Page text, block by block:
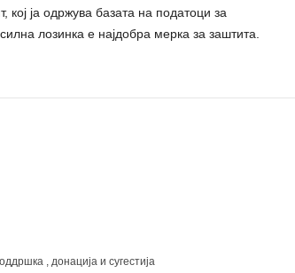
кој ја одржува базата на податоци за
лозинка е најдобра мерка за заштита.
, донација и сугестија